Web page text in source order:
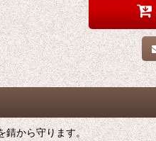
錆から守ります。